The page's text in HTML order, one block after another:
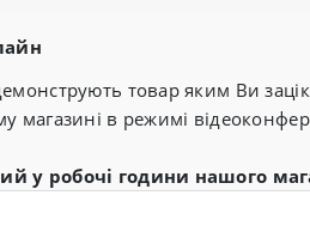
товар яким Ви
магазині в режимі
у робочі години нашого